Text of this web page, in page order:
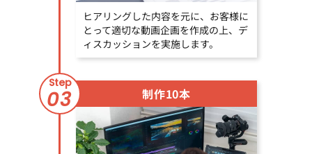
ヒアリングした内容を元に、お客様に
とって適切な動画企画を作成の上、デ
ィスカッションを実施します。
Step
03 制作10本